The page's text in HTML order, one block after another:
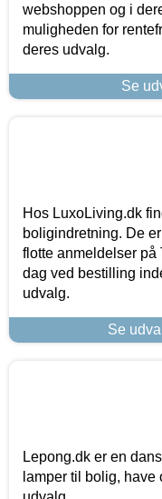
webshoppen og i
muligheden for
deres udvalg.
Se
Hos LuxoLiving.dk
boligindretning. De
flotte anmeldelser
dag ved bestilling
udvalg.
Se
Lepong.dk er en
lamper til bolig, have